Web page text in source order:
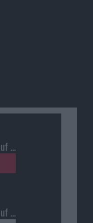
…
…